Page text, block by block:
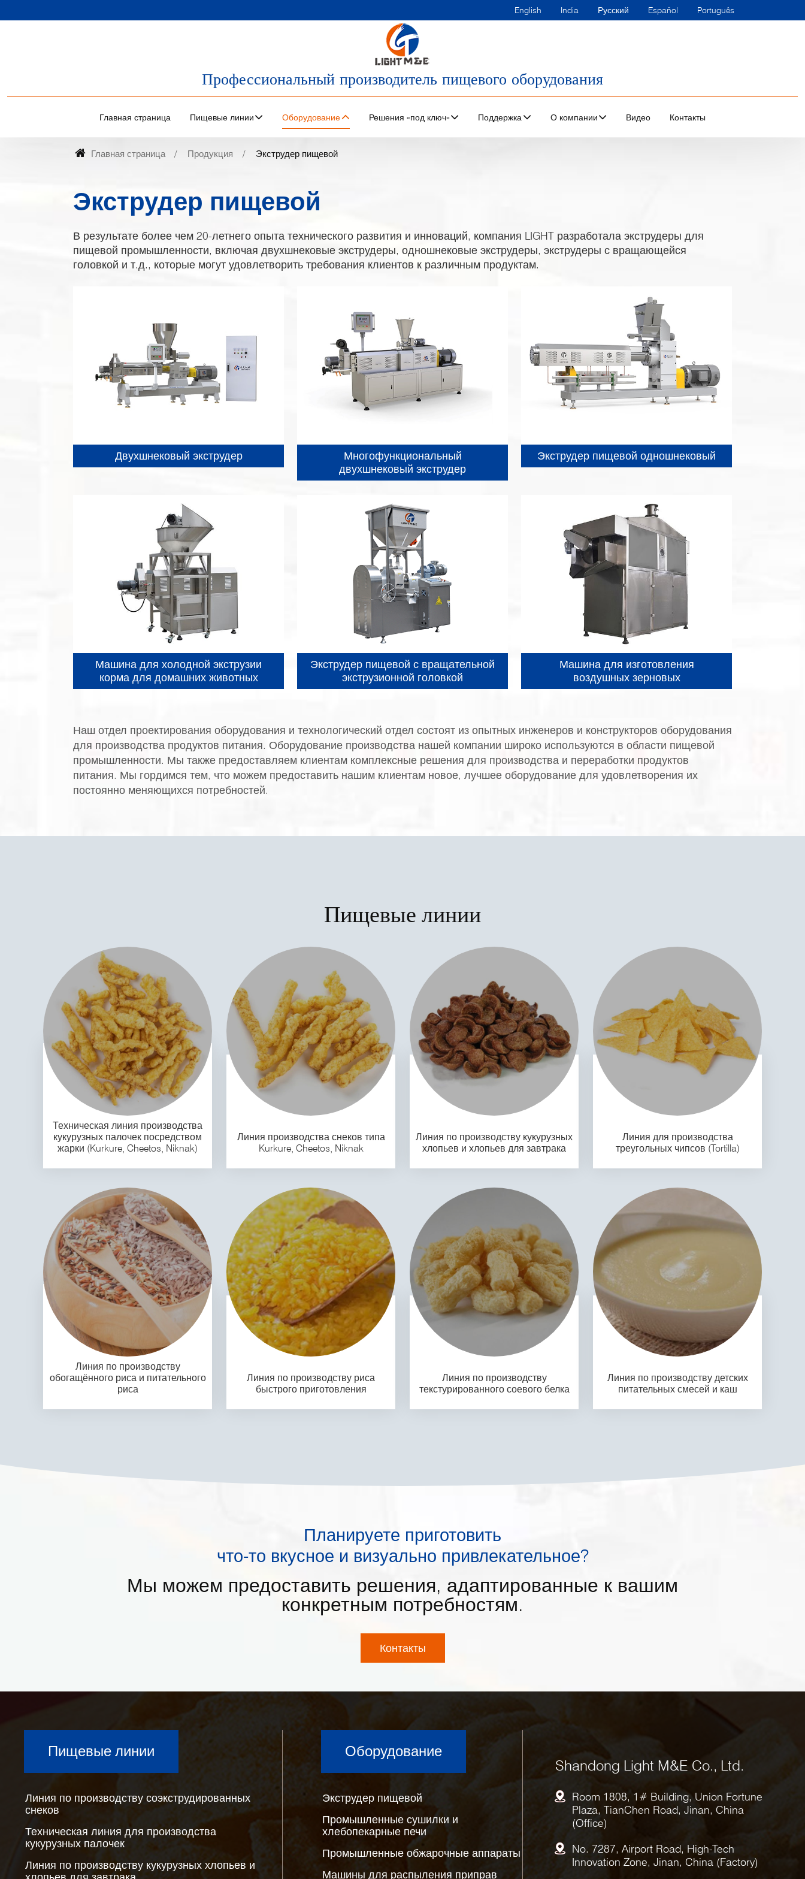
English India Русский Español Português
Профессиональный производитель пищевого оборудования
Главная страница Пищевые линии Оборудование Решения «под ключ» Поддержка О компании Видео Контакты
Главная страница Продукция Экструдер пищевой
Экструдер пищевой
В результате более чем 20-летнего опыта технического развития и инноваций, компания LIGHT разработала экструдеры для
пищевой промышленности, включая двухшнековые экструдеры, одношнековые экструдеры, экструдеры с вращающейся
головкой и т.д., которые могут удовлетворить требования клиентов к различным продуктам.
Двухшнековый экструдер
Многофункциональный
двухшнековый экструдер
Экструдер пищевой одношнековый
Машина для холодной экструзии
корма для домашних животных
Экструдер пищевой с вращательной
экструзионной головкой
Машина для изготовления
воздушных зерновых
Наш отдел проектирования оборудования и технологический отдел состоят из опытных инженеров и конструкторов оборудования
для производства продуктов питания. Оборудование производства нашей компании широко используются в области пищевой
промышленности. Мы также предоставляем клиентам комплексные решения для производства и переработки продуктов
питания. Мы гордимся тем, что можем предоставить нашим клиентам новое, лучшее оборудование для удовлетворения их
постоянно меняющихся потребностей.
Пищевые линии
Техническая линия производства
кукурузных палочек посредством
жарки (Kurkure, Cheetos, Niknak)
Линия производства снеков типа
Kurkure, Cheetos, Niknak
Линия по производству кукурузных
хлопьев и хлопьев для завтрака
Линия для производства
треугольных чипсов (Tortilla)
Линия по производству
обогащённого риса и питательного
риса
Линия по производству риса
быстрого приготовления
Линия по производству
текстурированного соевого белка
Линия по производству детских
питательных смесей и каш
Планируете приготовить
что-то вкусное и визуально привлекательное?
Мы можем предоставить решения, адаптированные к вашим
конкретным потребностям.
Контакты
Пищевые линии
Линия по производству соэкструдированных
снеков
Техническая линия для производства
кукурузных палочек
Линия по производству кукурузных хлопьев и
Оборудование
Экструдер пищевой
Промышленные сушилки и
хлебопекарные печи
Промышленные обжарочные аппараты
Машины для распыления приправ
Shandong Light M&E Co., Ltd.
Room 1808, 1# Building, Union Fortune
Plaza, TianChen Road, Jinan, China
(Office)
No. 7287, Airport Road, High-Tech
Innovation Zone, Jinan, China (Factory)